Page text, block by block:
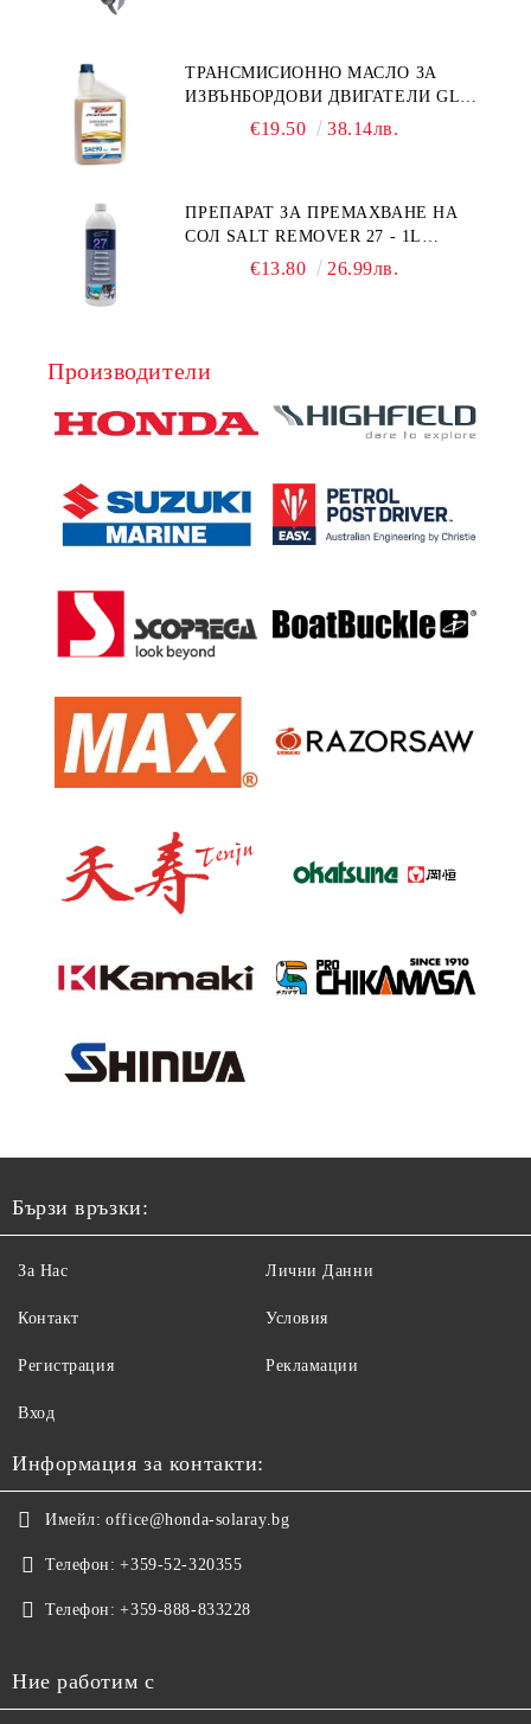
ТРАНСМИСИОННО МАСЛО ЗА
ИЗВЪНБОРДОВИ ДВИГАТЕЛИ GL4
HONDA MARINE 08251-999-102PRO
€19.50 38.14лв.
ПРЕПАРАТ ЗА ПРЕМАХВАНЕ НА
СОЛ SALT REMOVER 27 - 1L
NAUTIC CLEAN
€13.80 26.99лв.
Производители
Бързи връзки:
За Нас
Контакт
Регистрация
Вход
Лични Данни
Условия
Рекламации
Информация за контакти:
Имейл: office@honda-solaray.bg
Телефон: +359-52-320355
Телефон: +359-888-833228
Ние работим с